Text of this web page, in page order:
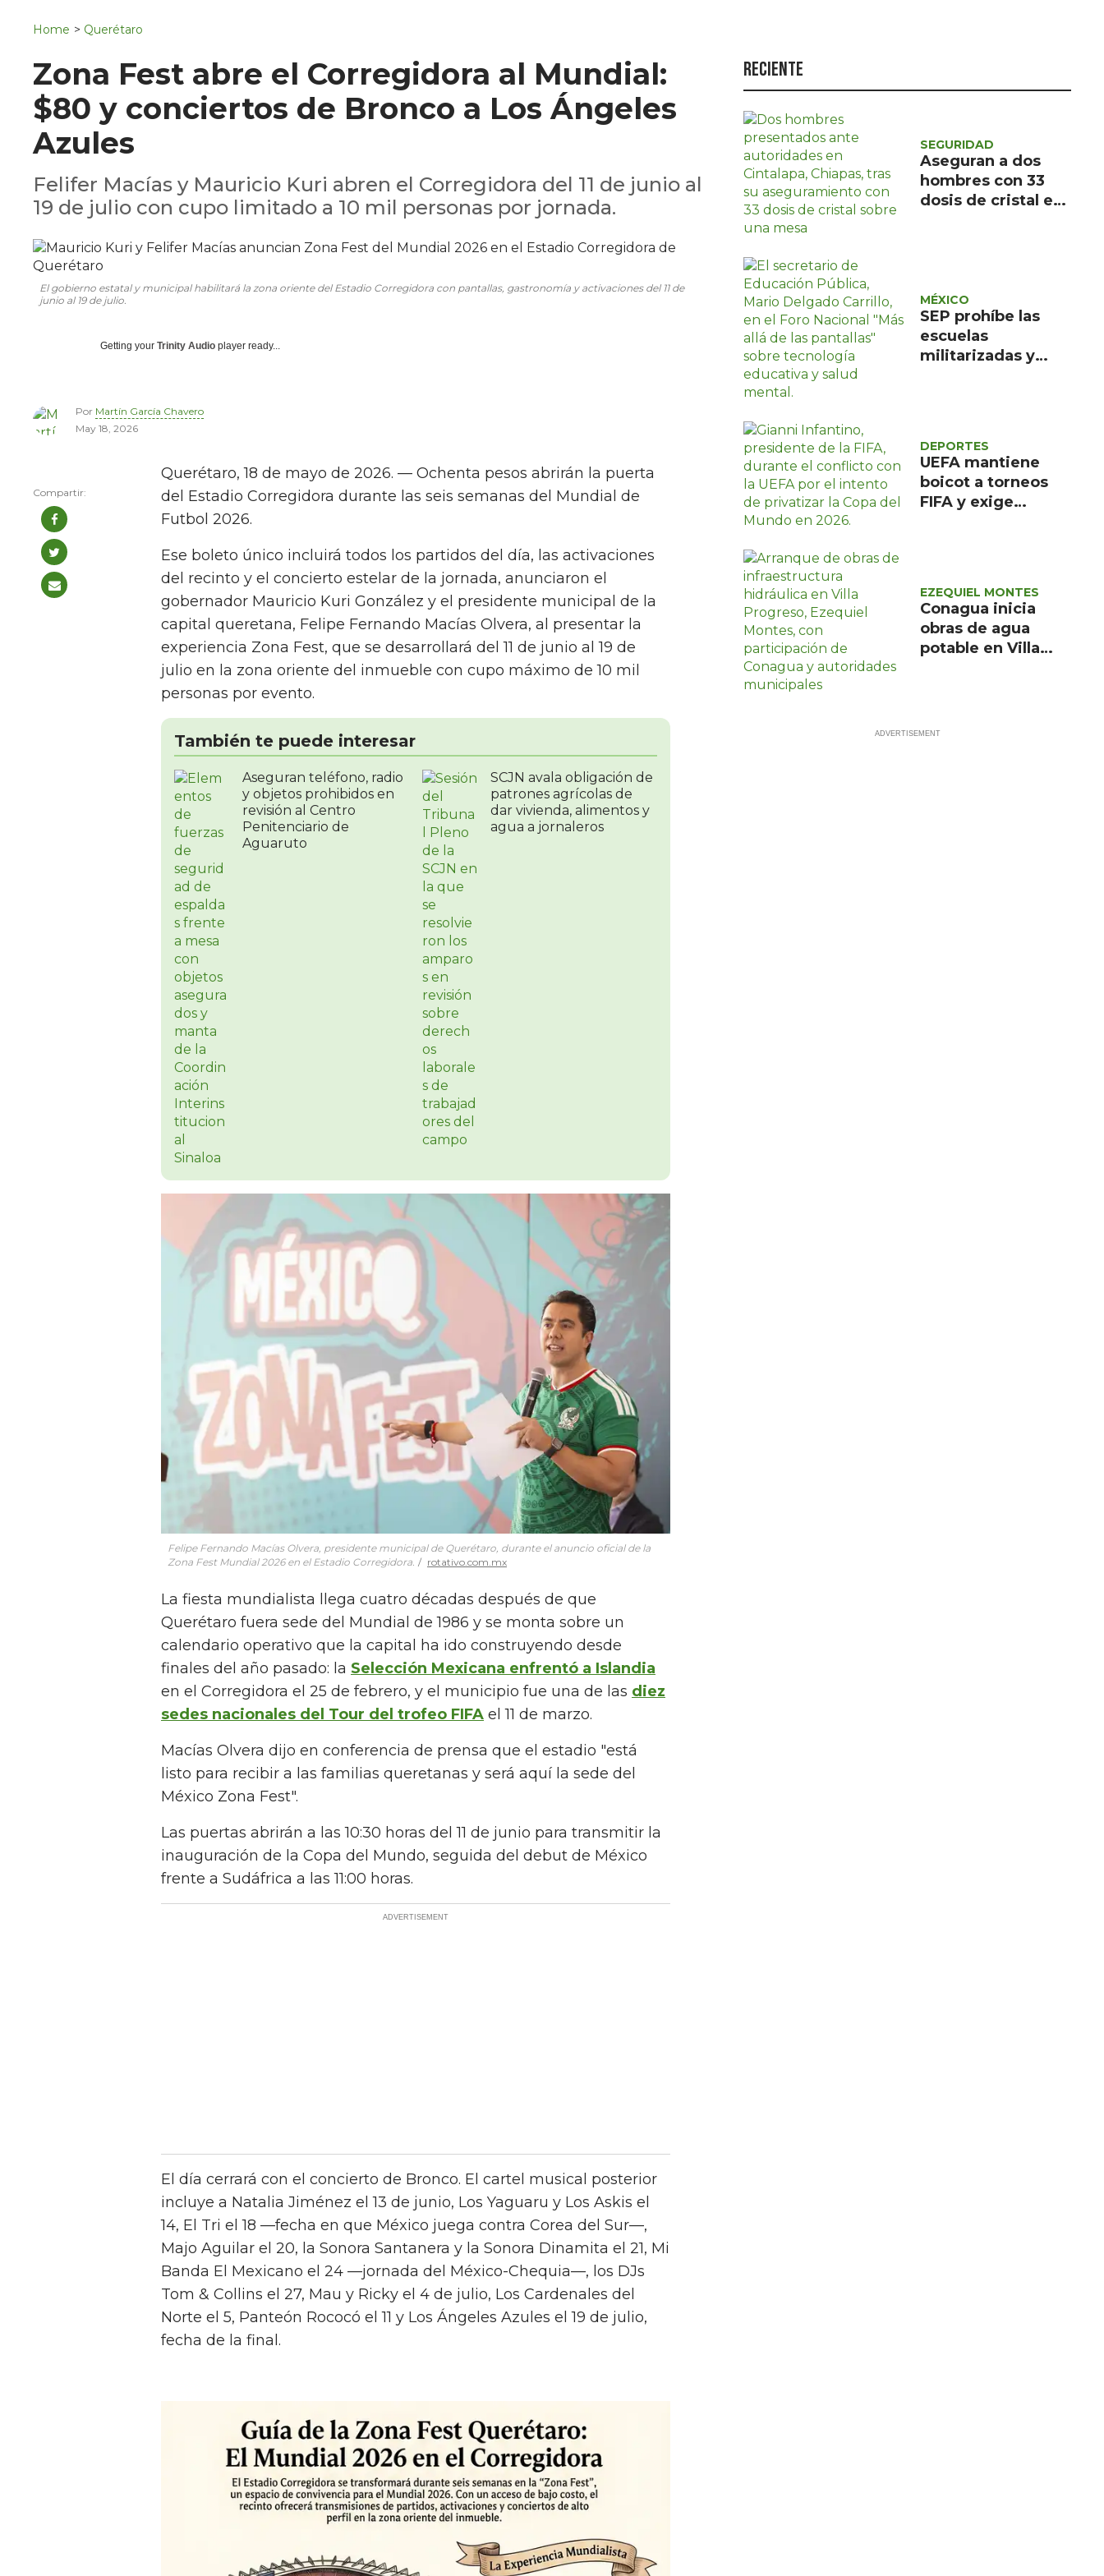
Política
Asuntos Sociales
Estilo de vida
Opinión
Home > Querétaro
Zona Fest abre el Corregidora al Mundial:
$80 y conciertos de Bronco a Los Ángeles
Azules
Felifer Macías y Mauricio Kuri abren el Corregidora del 11 de junio al
19 de julio con cupo limitado a 10 mil personas por jornada.
El gobierno estatal y municipal habilitará la zona oriente del Estadio Corregidora con pantallas, gastronomía y activaciones del 11 de
junio al 19 de julio.
Getting your Trinity Audio player ready...
Por Martín García Chavero
May 18, 2026
Querétaro, 18 de mayo de 2026. — Ochenta pesos abrirán la puerta
del Estadio Corregidora durante las seis semanas del Mundial de
Futbol 2026.
Ese boleto único incluirá todos los partidos del día, las activaciones
del recinto y el concierto estelar de la jornada, anunciaron el
gobernador Mauricio Kuri González y el presidente municipal de la
capital queretana, Felipe Fernando Macías Olvera, al presentar la
experiencia Zona Fest, que se desarrollará del 11 de junio al 19 de
julio en la zona oriente del inmueble con cupo máximo de 10 mil
personas por evento.
También te puede interesar
Aseguran teléfono, radio
y objetos prohibidos en
revisión al Centro
Penitenciario de
Aguaruto
SCJN avala obligación de
patrones agrícolas de
dar vivienda, alimentos y
agua a jornaleros
Felipe Fernando Macías Olvera, presidente municipal de Querétaro, durante el anuncio oficial de la
Zona Fest Mundial 2026 en el Estadio Corregidora.
rotativo.com.mx
La fiesta mundialista llega cuatro décadas después de que
Querétaro fuera sede del Mundial de 1986 y se monta sobre un
calendario operativo que la capital ha ido construyendo desde
finales del año pasado: la Selección Mexicana enfrentó a Islandia
en el Corregidora el 25 de febrero, y el municipio fue una de las diez
sedes nacionales del Tour del trofeo FIFA el 11 de marzo.
Macías Olvera dijo en conferencia de prensa que el estadio "está
listo para recibir a las familias queretanas y será aquí la sede del
México Zona Fest".
Las puertas abrirán a las 10:30 horas del 11 de junio para transmitir la
inauguración de la Copa del Mundo, seguida del debut de México
frente a Sudáfrica a las 11:00 horas.
El día cerrará con el concierto de Bronco. El cartel musical posterior
incluye a Natalia Jiménez el 13 de junio, Los Yaguaru y Los Askis el
14, El Tri el 18 —fecha en que México juega contra Corea del Sur—,
Majo Aguilar el 20, la Sonora Santanera y la Sonora Dinamita el 21, Mi
Banda El Mexicano el 24 —jornada del México-Chequia—, los DJs
Tom & Collins el 27, Mau y Ricky el 4 de julio, Los Cardenales del
Norte el 5, Panteón Rococó el 11 y Los Ángeles Azules el 19 de julio,
fecha de la final.
Reciente
SEGURIDAD
Aseguran a dos
hombres con 33
dosis de cristal en
MÉXICO
SEP prohíbe las
escuelas
militarizadas y
DEPORTES
UEFA mantiene
boicot a torneos
FIFA y exige
EZEQUIEL MONTES
Conagua inicia
obras de agua
potable en Villa